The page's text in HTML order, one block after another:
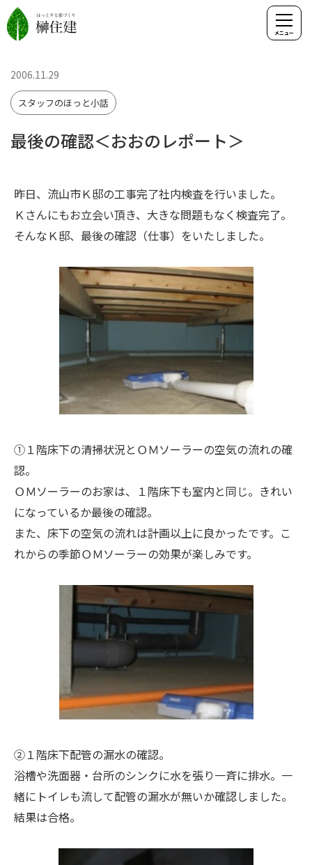
最後の確認＜おおのレポート＞
2006.11.29
スタッフのほっと小話
昨日、流山市Ｋ邸の工事完了社内検査を行いました。
Ｋさんにもお立会い頂き、大きな問題もなく検査完了。
そんなＫ邸、最後の確認（仕事）をいたしました。
①１階床下の清掃状況とＯＭソーラーの空気の流れの確
認。
ＯＭソーラーのお家は、１階床下も室内と同じ。きれい
になっているか最後の確認。
また、床下の空気の流れは計画以上に良かったです。こ
れからの季節ＯＭソーラーの効果が楽しみです。
②１階床下配管の漏水の確認。
浴槽や洗面器・台所のシンクに水を張り一斉に排水。一
緒にトイレも流して配管の漏水が無いか確認しました。
結果は合格。